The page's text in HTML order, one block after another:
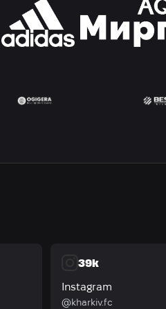
39k
Instagram
@kharkiv.fc